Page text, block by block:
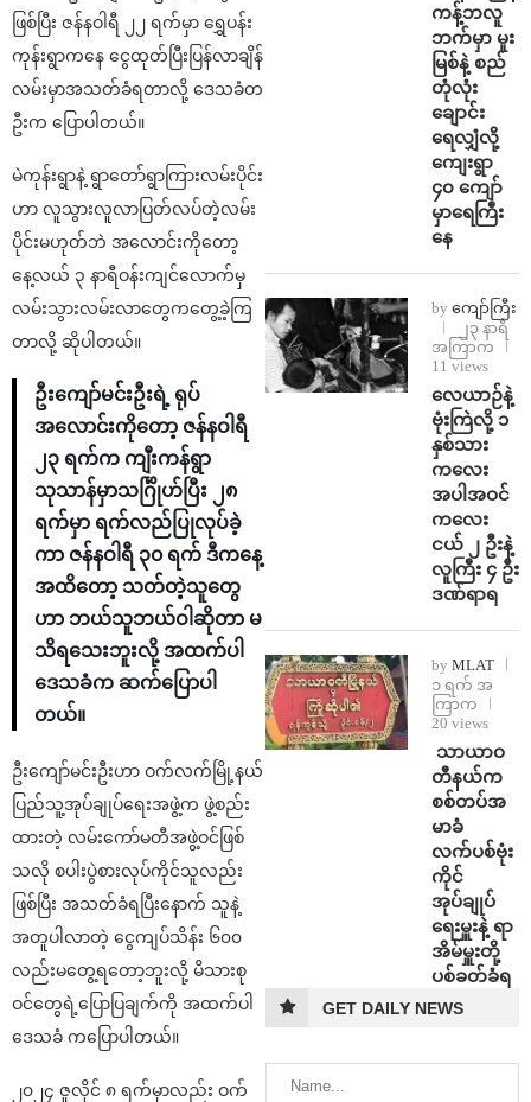
ဖြစ်ပြီး ဇန်နဝါရီ ၂၂ ရက်မှာ ရွှေပန်း
ကုန်းရွာကနေ ငွေထုတ်ပြီးပြန်လာချိန်
လမ်းမှာအသတ်ခံရတာလို့ ဒေသခံတ
ဦးက ပြောပါတယ်။
မဲကုန်းရွာနဲ့ ရွာတော်ရွာကြားလမ်းပိုင်း
ဟာ လူသွားလူလာပြတ်လပ်တဲ့လမ်း
ပိုင်းမဟုတ်ဘဲ အလောင်းကိုတော့
နေ့လယ် ၃ နာရီဝန်းကျင်လောက်မှ
လမ်းသွားလမ်းလာတွေကတွေ့ခဲ့ကြ
တာလို့ ဆိုပါတယ်။
ဦးကျော်မင်းဦးရဲ့ ရုပ်
အလောင်းကိုတော့ ဇန်နဝါရီ
၂၃ ရက်က ကျီးကန်ရွာ
သုသာန်မှာသင်္ဂြိုဟ်ပြီး ၂၈
ရက်မှာ ရက်လည်ပြုလုပ်ခဲ့
ကာ ဇန်နဝါရီ ၃၀ ရက် ဒီကနေ့
အထိတော့ သတ်တဲ့သူတွေ
ဟာ ဘယ်သူဘယ်ဝါဆိုတာ မ
သိရသေးဘူးလို့ အထက်ပါ
ဒေသခံက ဆက်ပြောပါ
တယ်။
ဦးကျော်မင်းဦးဟာ ဝက်လက်မြို့နယ်
ပြည်သူ့အုပ်ချုပ်ရေးအဖွဲ့က ဖွဲ့စည်း
ထားတဲ့ လမ်းကော်မတီအဖွဲ့ဝင်ဖြစ်
သလို စပါးပွဲစားလုပ်ကိုင်သူလည်း
ဖြစ်ပြီး အသတ်ခံရပြီးနောက် သူနဲ့
အတူပါလာတဲ့ ငွေကျပ်သိန်း ၆၀၀
လည်းမတွေ့ရတော့ဘူးလို့ မိသားစု
ဝင်တွေရဲ့ပြောပြချက်ကို အထက်ပါ
ဒေသခံ ကပြောပါတယ်။
၂၀၂၄ ဇူလိုင် ၈ ရက်မှာလည်း ဝက်
ကန့်ဘလူ
ဘက်မှာ မူး
မြစ်နဲ့ စည်
တုံလုံး
ချောင်း
ရေလျှံလို့
ကျေးရွာ
၄၀ ကျော်
မှာရေကြီး
နေ
by ကျော်ကြီး
၂၃ နာရီ
အကြာက
11 views
⁨လေယာဉ်နဲ့
ဗုံးကြဲလို့ ၁
နှစ်သား
ကလေး
အပါအဝင်
ကလေး
ငယ် ၂ ဦးနဲ့
လူကြီး ၄ ဦး
ဒဏ်ရာရ
by MLAT
၁ ရက် အ
ကြာက
20 views
⁩ ⁨သာယာဝ
တီနယ်က
စစ်တပ်အ
မာခံ
လက်ပစ်ဗုံး
ကိုင်
အုပ်ချုပ်
ရေးမှူးနဲ့ ရာ
အိမ်မှူးတို့
ပစ်ခတ်ခံရ
GET DAILY NEWS